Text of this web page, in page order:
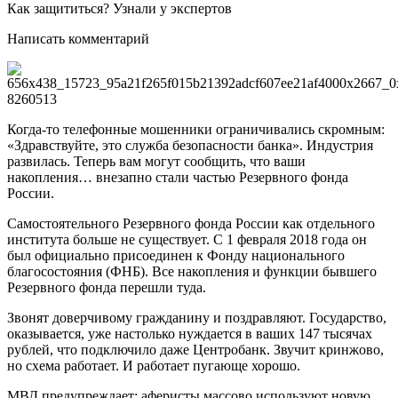
Как защититься? Узнали у экспертов
Написать комментарий
Когда-то телефонные мошенники ограничивались скромным:
«Здравствуйте, это служба безопасности банка». Индустрия
развилась. Теперь вам могут сообщить, что ваши
накопления… внезапно стали частью Резервного фонда
России.
Самостоятельного Резервного фонда России как отдельного
института больше не существует. С 1 февраля 2018 года он
был официально присоединен к Фонду национального
благосостояния (ФНБ). Все накопления и функции бывшего
Резервного фонда перешли туда.
Звонят доверчивому гражданину и поздравляют. Государство,
оказывается, уже настолько нуждается в ваших 147 тысячах
рублей, что подключило даже Центробанк. Звучит кринжово,
но схема работает. И работает пугающе хорошо.